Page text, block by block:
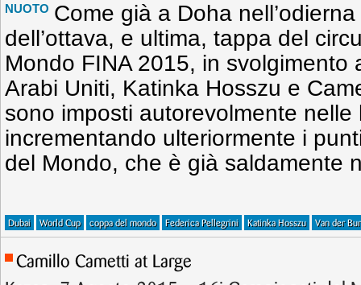
NUOTO Come già a Doha
dell’ottava, e ultima, tappa del
Mondo FINA 2015, in svolgimento
Arabi Uniti, Katinka Hosszu e
sono imposti autorevolmente
incrementando ulteriormente i
del Mondo, che è già saldamente
Dubai World Cup coppa del mondo Federica Pellegrini Katinka Hosszu Van der
Camillo Cametti at Large